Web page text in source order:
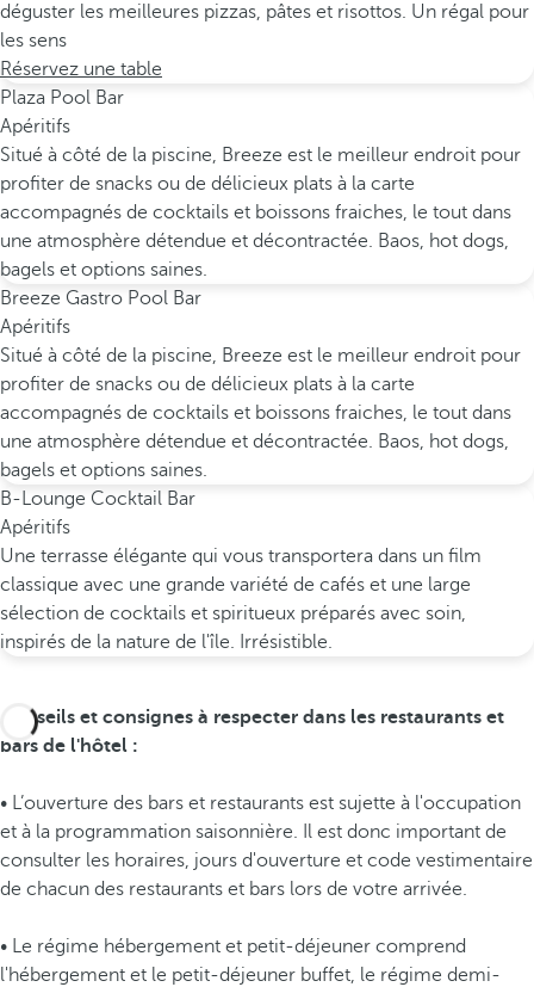
déguster les meilleures pizzas, pâtes et risottos. Un régal pour
les sens
Réservez une table
Plaza Pool Bar
Apéritifs
Situé à côté de la piscine, Breeze est le meilleur endroit pour
profiter de snacks ou de délicieux plats à la carte
accompagnés de cocktails et boissons fraiches, le tout dans
une atmosphère détendue et décontractée. Baos, hot dogs,
bagels et options saines.
Breeze Gastro Pool Bar
Apéritifs
Situé à côté de la piscine, Breeze est le meilleur endroit pour
profiter de snacks ou de délicieux plats à la carte
accompagnés de cocktails et boissons fraiches, le tout dans
une atmosphère détendue et décontractée. Baos, hot dogs,
bagels et options saines.
B-Lounge Cocktail Bar
Apéritifs
Une terrasse élégante qui vous transportera dans un film
classique avec une grande variété de cafés et une large
sélection de cocktails et spiritueux préparés avec soin,
inspirés de la nature de l'île. Irrésistible.
Conseils et consignes à respecter dans les restaurants et
bars de l'hôtel :
• L’ouverture des bars et restaurants est sujette à l'occupation
et à la programmation saisonnière. Il est donc important de
consulter les horaires, jours d'ouverture et code vestimentaire
de chacun des restaurants et bars lors de votre arrivée.
• Le régime hébergement et petit-déjeuner comprend
l'hébergement et le petit-déjeuner buffet, le régime demi-